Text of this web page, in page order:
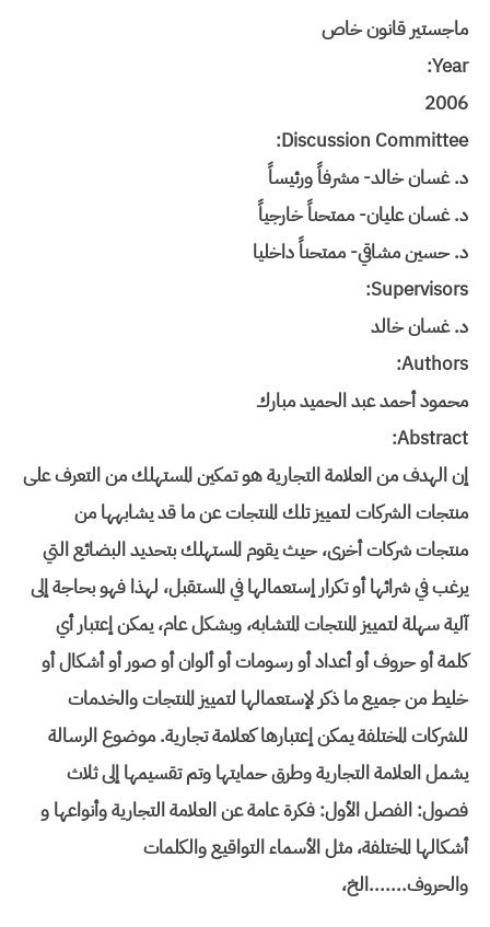
ماجستير قانون خاص
Year:
2006
Discussion Committee:
د. غسان خالد- مشرفاً ورئيساً
د. غسان عليان- ممتحناً خارجياً
د. حسين مشاقي- ممتحناً داخليا
Supervisors:
د. غسان خالد
Authors:
محمود أحمد عبد الحميد مبارك
Abstract:
إن الهدف من العلامة التجارية هو تمكين المستهلك من التعرف على
منتجات الشركات لتمييز تلك المنتجات عن ما قد يشابهها من
منتجات شركات أخرى، حيث يقوم المستهلك بتحديد البضائع التي
يرغب في شرائها أو تكرار إستعمالها في المستقبل، لهذا فهو بحاجة إلى
آلية سهلة لتمييز المنتجات المتشابه، وبشكل عام، يمكن إعتبار أي
كلمة أو حروف أو أعداد أو رسومات أو ألوان أو صور أو أشكال أو
خليط من جميع ما ذكر لإستعمالها لتمييز المنتجات والخدمات
للشركات المختلفة يمكن إعتبارها كعلامة تجارية. موضوع الرسالة
يشمل العلامة التجارية وطرق حمايتها وتم تقسيمها إلى ثلاث
فصول: الفصل الأول: فكرة عامة عن العلامة التجارية وأنواعها و
أشكالها المختلفة، مثل الأسماء التواقيع والكلمات
والحروف.......الخ،